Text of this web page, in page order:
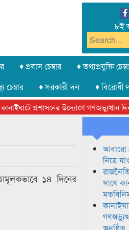
৮ই
♦ প্রবাস চেম্বার ♦ তথ্যপ্রযুক্তি
চেম্বার ♦ সরকারী দল ♦ বিরোধী
প্রশাসনের উদ্যোগে গণঅভ্যুত্থান
১৪ দিনের
আবারো
নিয়ে
সাথে